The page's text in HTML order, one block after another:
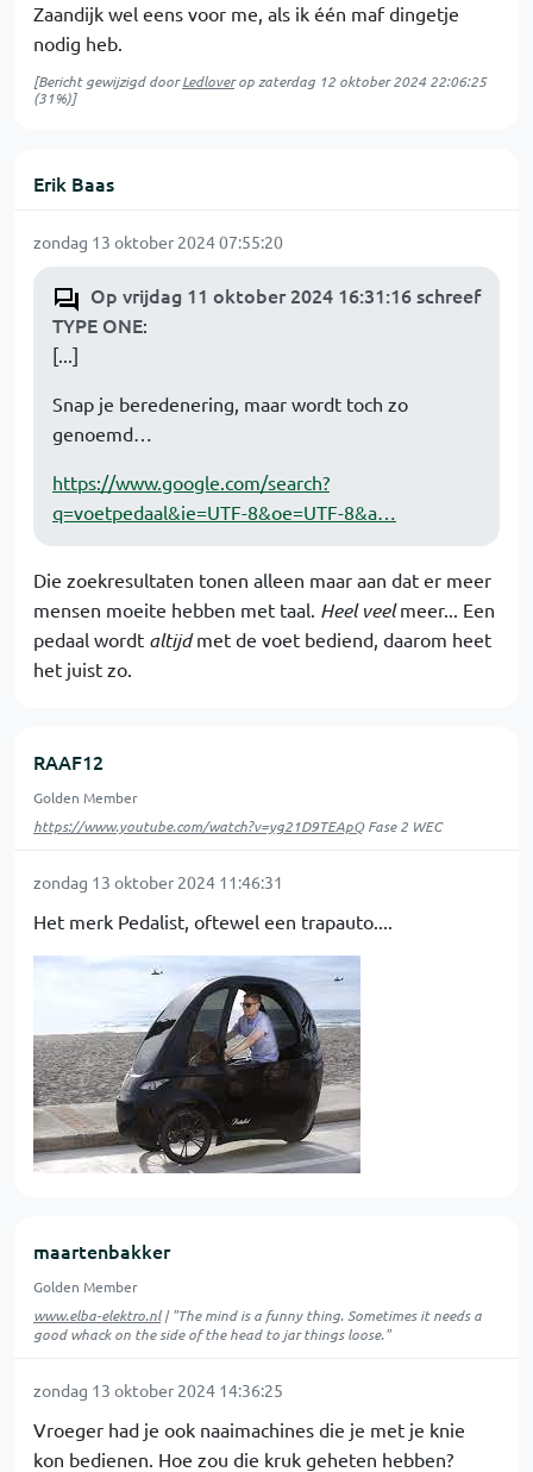
Zaandijk wel eens voor me, als ik één maf dingetje
nodig heb.
[Bericht gewijzigd doorLedloverop zaterdag 12 oktober 2024 22:06:25
(31%)]
Erik Baas
zondag 13 oktober 2024 07:55:20
Op vrijdag 11 oktober 2024 16:31:16 schreef
TYPE ONE:
[...]
Snap je beredenering, maar wordt toch zo
genoemd…
https://www.google.com/search?
q=voetpedaal&ie=UTF-8&oe=UTF-8&a…
Die zoekresultaten tonen alleen maar aan dat er meer
mensen moeite hebben met taal. Heel veelmeer... Een
pedaal wordt altijdmet de voet bediend, daarom heet
het juist zo.
RAAF12
Golden Member
https://www.youtube.com/watch?v=yg21D9TEApQFase 2 WEC
zondag 13 oktober 2024 11:46:31
Het merk Pedalist, oftewel een trapauto....
maartenbakker
Golden Member
www.elba-elektro.nl| "The mind is a funny thing. Sometimes it needs a
good whack on the side of the head to jar things loose."
zondag 13 oktober 2024 14:36:25
Vroeger had je ook naaimachines die je met je knie
kon bedienen. Hoe zou die kruk geheten hebben?